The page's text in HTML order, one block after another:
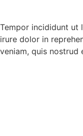
Tempor incididunt ut
irure dolor in
veniam, quis nostrud